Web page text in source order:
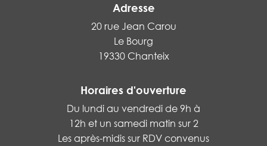
Adresse
20 rue Jean Carou
Le Bourg
19330 Chanteix
Horaires d'ouverture
Du lundi au vendredi de 9h à
12h et un samedi matin sur 2
Les après-midis sur RDV convenus